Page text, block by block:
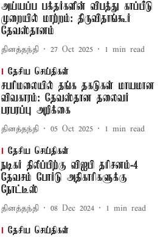
அய்யப்ப பக்தர்களின் விபத்து காப்பீடு
முறையில் மாற்றம்: திருவிதாங்கூர்
தேவஸ்தானம்
தினத்தந்தி 27 Oct 2025 1 min read
தேசிய செய்திகள்
சபரிமலையில் தங்க தகடுகள் மாயமான
விவகாரம்: தேவஸ்தான தலைவர்
பரபரப்பு அறிக்கை
தினத்தந்தி 05 Oct 2025 1 min read
தேசிய செய்திகள்
நடிகர் திலீப்பிற்கு விஐபி தரிசனம்-4
தேவசம் போர்டு அதிகாரிகளுக்கு
நோட்டீஸ்
தினத்தந்தி 08 Dec 2024 1 min read
தேசிய செய்திகள்